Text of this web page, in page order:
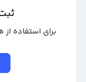
برای استفاده